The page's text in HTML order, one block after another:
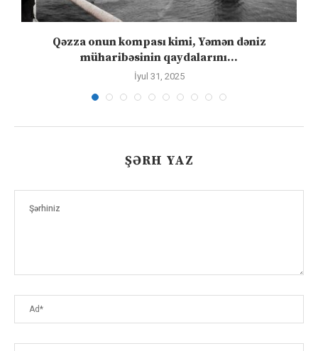
Qəzza onun kompası kimi, Yəmən dəniz
müharibəsinin qaydalarını...
İyul 31, 2025
ŞƏRH YAZ